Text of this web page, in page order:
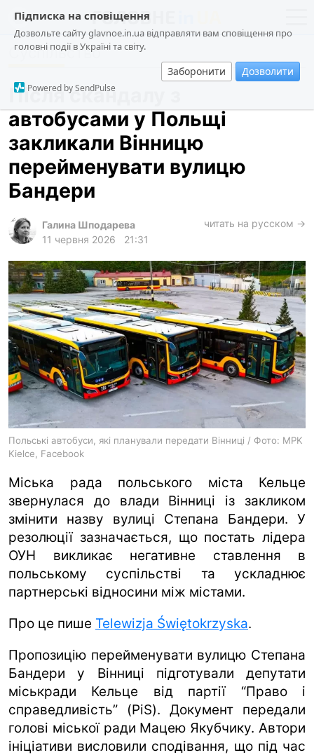
Підписка на сповіщення
Дозвольте сайту glavnoe.in.ua відправляти вам сповіщення про
головні події в Україні та світу.
Заборонити Дозволити
Powered by SendPulse
новини
про проєкт
суспільство
події
кримінал
техно
лонгріди
архів
gambling
ua ru en
Суспільство
Після скандалу з
автобусами у Польщі
закликали Вінницю
перейменувати вулицю
Бандери
Галина Шподарева
11 червня 2026
21:31
читать на русском →
Польські автобуси, які планували передати Вінниці / Фото: MPK
Kielce, Facebook
Міська рада польського міста Кельце
звернулася до влади Вінниці із закликом
змінити назву вулиці Степана Бандери. У
резолюції зазначається, що постать лідера
ОУН викликає негативне ставлення в
польському суспільстві та ускладнює
партнерські відносини між містами.
Про це пише Telewizja Świętokrzyska.
Пропозицію перейменувати вулицю Степана
Бандери у Вінниці підготували депутати
міськради Кельце від партії “Право і
справедливість” (PiS). Документ передали
голові міської ради Мацею Якубчику. Автори
ініціативи висловили сподівання, що під час